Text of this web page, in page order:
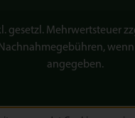
gesetzl. Mehrwertsteuer
angegeben.